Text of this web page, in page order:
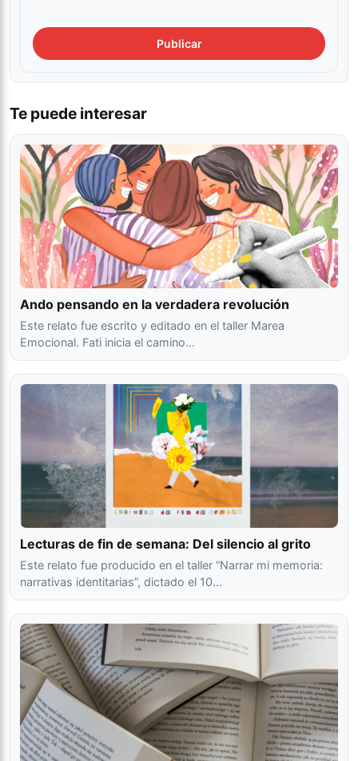
Te puede interesar
Ando pensando en la verdadera revolución
Este relato fue escrito y editado en el taller Marea
Emocional. Fati inicia el camino…
Lecturas de fin de semana: Del silencio al grito
Este relato fue producido en el taller “Narrar mi memoria:
narrativas identitarias”, dictado el 10…